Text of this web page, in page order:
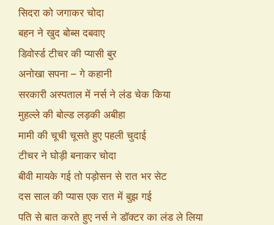
सिदरा को जगाकर चोदा
बहन ने खुद बोब्स दबवाए
डिवोर्स्ड टीचर की प्यासी बुर
अनोखा सपना – गे कहानी
सरकारी अस्पताल में नर्स ने लंड चेक किया
मुहल्ले की बोल्ड लड़की अबीहा
मामी की चूची चूसते हुए पहली चुदाई
टीचर ने घोड़ी बनाकर चोदा
बीवी मायके गई तो पड़ोसन से रात भर सेट
दस साल की प्यास एक रात में बुझ गई
पति से बात करते हुए नर्स ने डॉक्टर का लंड ले लिया